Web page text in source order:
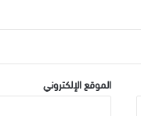
الموقع الإلكتروني